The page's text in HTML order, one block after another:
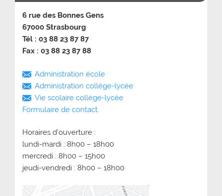
6 rue des Bonnes Gens
67000 Strasbourg
Tél : 03 88 23 87 87
Fax : 03 88 23 87 88
Administration école
Administration collège-lycée
Vie scolaire collège-lycée
Formulaire de contact
Horaires d’ouverture :
lundi-mardi : 8h00 – 18h00
mercredi : 8h00 – 15h00
jeudi-vendredi : 8h00 – 18h00